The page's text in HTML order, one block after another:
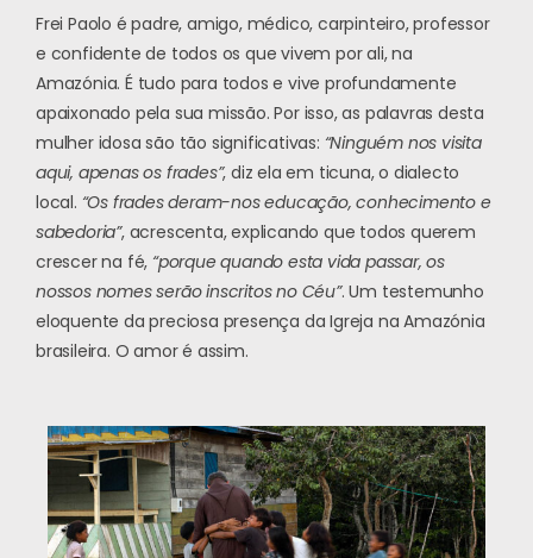
Frei Paolo é padre, amigo, médico, carpinteiro, professor
e confidente de todos os que vivem por ali, na
Amazónia. É tudo para todos e vive profundamente
apaixonado pela sua missão. Por isso, as palavras desta
mulher idosa são tão significativas: “Ninguém nos visita
aqui, apenas os frades”, diz ela em ticuna, o dialecto
local. “Os frades deram-nos educação, conhecimento e
sabedoria”, acrescenta, explicando que todos querem
crescer na fé, “porque quando esta vida passar, os
nossos nomes serão inscritos no Céu”. Um testemunho
eloquente da preciosa presença da Igreja na Amazónia
brasileira. O amor é assim.